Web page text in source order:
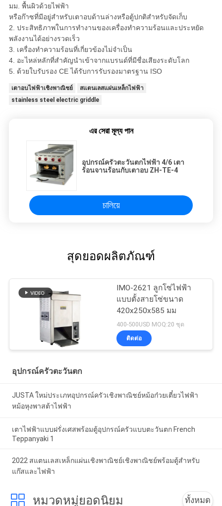
มม. พื้นผิวด้วยไฟฟ้า
หรือก๊าซที่มีอยู่สำหรับเตาอบด้านล่างหรือตู้ปกติสำหรับจัดเก็บ
2. ประสิทธิภาพในการทำงานของเครื่องทำความร้อนและประหยัด
พลังงานได้อย่างรวดเร็ว
3. เครื่องทำความร้อนที่เกี่ยวข้องไม่จำเป็น
4. อะไหล่หลักที่สำคัญนำเข้าจากแบรนด์ที่มีชื่อเสียงระดับโลก
5. ด้วยใบรับรอง CE ได้รับการรับรองมาตรฐาน ISO
เตาอบไฟฟ้าเชิงพาณิชย์
สแตนเลสแผ่นเหล็กไฟฟ้า
stainless steel electric griddle
এর সেরা মূল্য পান
อุปกรณ์ครัวตะวันตกไฟฟ้า 4/6 เตา
ร้อนจานร้อนกับเตาอบ ZH-TE-4
চালিয়ে
สุดยอดผลิตภัณฑ์
IMO-2621 ลูกโซ่ไฟฟ้า
แบบตั้งสายโซ่ขนาด
420x250x585 มม
400-500USD MOQ:20 ชุด
ติดต่อ
อุปกรณ์ครัวตะวันตก
JUSTA ใหม่ประเภทอุปกรณ์ครัวเชิงพาณิชย์หม้อก๋วยเตี๋ยวไฟฟ้า
หม้อหุงพาสต้าไฟฟ้า
เตาไฟฟ้าแบบฝรั่งเศสพร้อมตู้อุปกรณ์ครัวแบบตะวันตก French
Teppanyaki 1
2022 สแตนเลสเหล็กแผ่นเชิงพาณิชย์เชิงพาณิชย์พร้อมตู้สำหรับ
แก๊สและไฟฟ้า
หมวดหมู่ยอดนิยม ทั้งหมด